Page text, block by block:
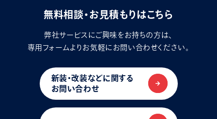
無料相談・お見積もりはこちら
弊社サービスにご興味をお持ちの方は、
専用フォームよりお気軽にお問い合わせください。
新装・改装などに関する
お問い合わせ